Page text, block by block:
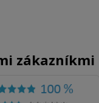
zákazníkmi